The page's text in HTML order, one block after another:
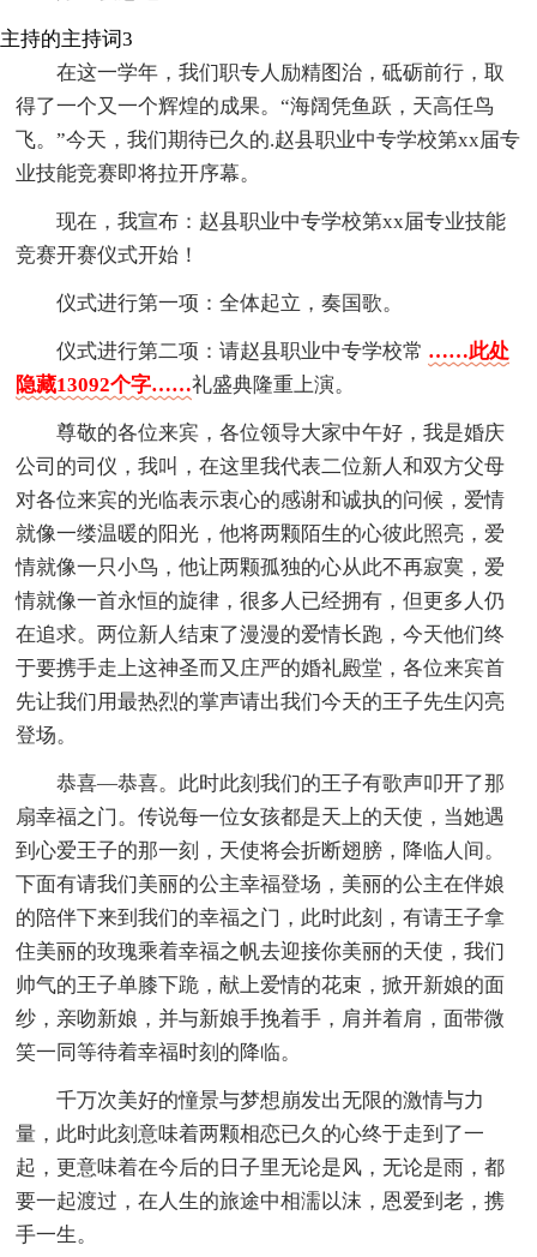
主持的主持词3
在这一学年，我们职专人励精图治，砥砺前行，取
得了一个又一个辉煌的成果。“海阔凭鱼跃，天高任鸟
飞。”今天，我们期待已久的.赵县职业中专学校第xx届专
业技能竞赛即将拉开序幕。
现在，我宣布：赵县职业中专学校第xx届专业技能
竞赛开赛仪式开始！
仪式进行第一项：全体起立，奏国歌。
仪式进行第二项：请赵县职业中专学校常 ……此处
隐藏13092个字……礼盛典隆重上演。
尊敬的各位来宾，各位领导大家中午好，我是婚庆
公司的司仪，我叫，在这里我代表二位新人和双方父母
对各位来宾的光临表示衷心的感谢和诚执的问候，爱情
就像一缕温暖的阳光，他将两颗陌生的心彼此照亮，爱
情就像一只小鸟，他让两颗孤独的心从此不再寂寞，爱
情就像一首永恒的旋律，很多人已经拥有，但更多人仍
在追求。两位新人结束了漫漫的爱情长跑，今天他们终
于要携手走上这神圣而又庄严的婚礼殿堂，各位来宾首
先让我们用最热烈的掌声请出我们今天的王子先生闪亮
登场。
恭喜—恭喜。此时此刻我们的王子有歌声叩开了那
扇幸福之门。传说每一位女孩都是天上的天使，当她遇
到心爱王子的那一刻，天使将会折断翅膀，降临人间。
下面有请我们美丽的公主幸福登场，美丽的公主在伴娘
的陪伴下来到我们的幸福之门，此时此刻，有请王子拿
住美丽的玫瑰乘着幸福之帆去迎接你美丽的天使，我们
帅气的王子单膝下跪，献上爱情的花束，掀开新娘的面
纱，亲吻新娘，并与新娘手挽着手，肩并着肩，面带微
笑一同等待着幸福时刻的降临。
千万次美好的憧景与梦想崩发出无限的激情与力
量，此时此刻意味着两颗相恋已久的心终于走到了一
起，更意味着在今后的日子里无论是风，无论是雨，都
要一起渡过，在人生的旅途中相濡以沫，恩爱到老，携
手一生。